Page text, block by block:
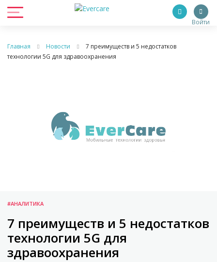
Войти
Главная Новости
7 преимуществ и 5 недостатков
технологии 5G для здравоохранения
#АНАЛИТИКА
7 преимуществ и 5 недостатков
технологии 5G для
здравоохранения